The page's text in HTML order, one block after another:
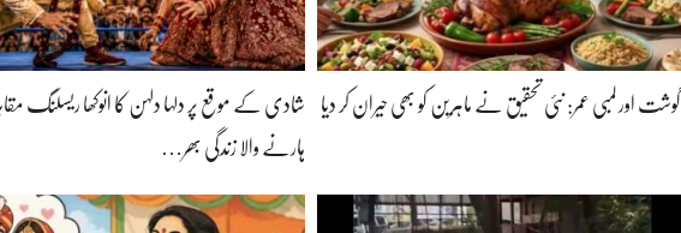
گوشت اور لمبی عمر: نئی تحقیق نے ماہرین کو بھی حیران کر دیا شادی کے موقع پر دلہا دلہن کا انوکھا ریسلنگ
ہارنے والا زندگی بھر…